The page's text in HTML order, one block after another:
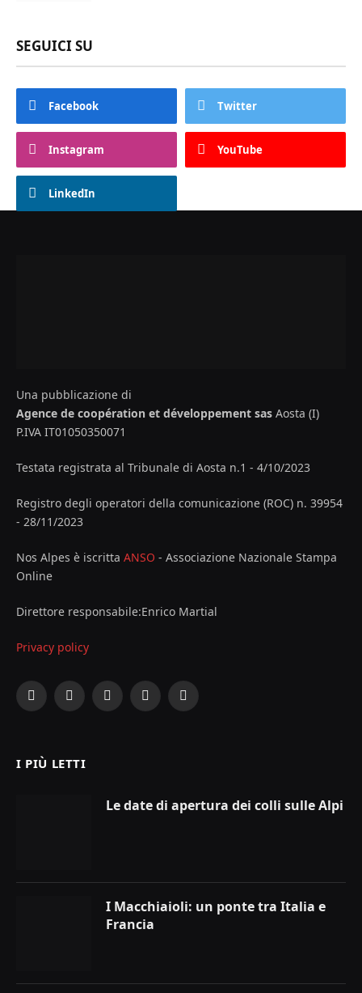
SEGUICI SU
Facebook Twitter
Instagram YouTube
LinkedIn
Una pubblicazione di
Agence de coopération et développement sas Aosta (I)
P.IVA IT01050350071
Testata registrata al Tribunale di Aosta n.1 - 4/10/2023
Registro degli operatori della comunicazione (ROC) n. 39954
- 28/11/2023
Nos Alpes è iscritta ANSO - Associazione Nazionale Stampa
Online
Direttore responsabile:Enrico Martial
Privacy policy
Facebook
X
InstagramYouTubeLinkedIn
I PIÙ LETTI
Le date di apertura dei colli sulle Alpi
I Macchiaioli: un ponte tra Italia e
Francia